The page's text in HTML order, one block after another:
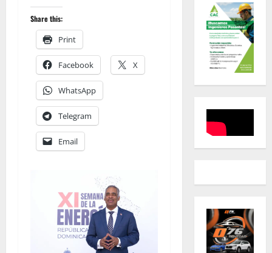
Share this:
Print
Facebook X
WhatsApp
Telegram
Email